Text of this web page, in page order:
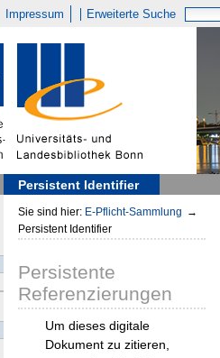
Impressum Erweiterte Suche
Persistent Identifier
Sie sind hier: E-Pflicht-Sammlung →
Persistent Identifier
Persistente
Referenzierungen
Um dieses digitale
Dokument zu zitieren,